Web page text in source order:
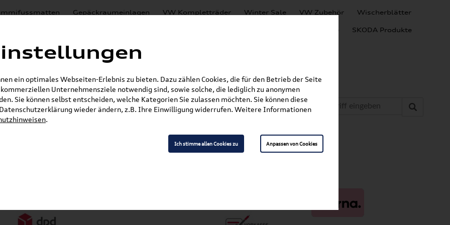
Gepäckraumeinlagen VW Kompletträder Winter Sale VW Zubehör Wischerblätter
SEAT Produkte SKODA Produkte
Lackierungen
E-Mail
ein optimales Webseiten-Erlebnis zu bieten. Dazu zählen Cookies, die für den Betrieb der Seite
Unternehmensziele notwendig sind, sowie solche, die lediglich zu anonymen
Sie können selbst entscheiden, welche Kategorien Sie zulassen möchten. Sie können diese
wieder ändern, z.B. Ihre Einwilligung widerrufen. Weitere Informationen
.
Ich stimme allen Cookies zu Anpassen von Cookies